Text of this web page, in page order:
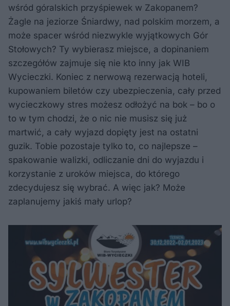
wśród góralskich przyśpiewek w Zakopanem?
Żagle na jeziorze Śniardwy, nad polskim morzem, a
może spacer wśród niezwykle wyjątkowych Gór
Stołowych? Ty wybierasz miejsce, a dopinaniem
szczegółów zajmuje się nie kto inny jak WIB
Wycieczki. Koniec z nerwową rezerwacją hoteli,
kupowaniem biletów czy ubezpieczenia, cały przed
wycieczkowy stres możesz odłożyć na bok – bo o
to w tym chodzi, że o nic nie musisz się już
martwić, a cały wyjazd dopięty jest na ostatni
guzik. Tobie pozostaje tylko to, co najlepsze –
spakowanie walizki, odliczanie dni do wyjazdu i
korzystanie z uroków miejsca, do którego
zdecydujesz się wybrać. A więc jak? Może
zaplanujemy jakiś mały urlop?